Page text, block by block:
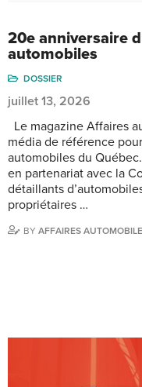
20e anniversaire
automobiles
DOSSIER
juillet 13, 2026
Le magazine Affaires
média de référence
automobiles du
en partenariat avec la
détaillants
propriétaires …
BY AFFAIRES